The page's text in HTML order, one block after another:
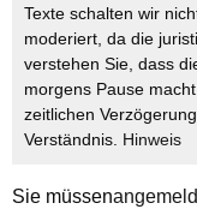
Texte schalten wir
moderiert, da die
verstehen Sie, dass
morgens Pause
zeitlichen
Verständnis. Hinweis
Sie müssen